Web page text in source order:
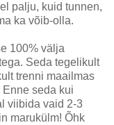
palju, kuid tunnen,
ka võib-olla.
100% välja
Seda tegelikult
trenni maailmas
seda kui
viibida vaid 2-3
marukülm! Õhk